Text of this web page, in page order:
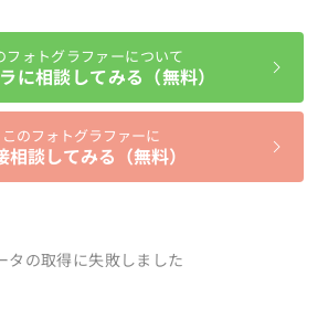
フォトグラファーについて
に相談してみる（無料）
このフォトグラファーに
相談してみる（無料）
タの取得に失敗しました